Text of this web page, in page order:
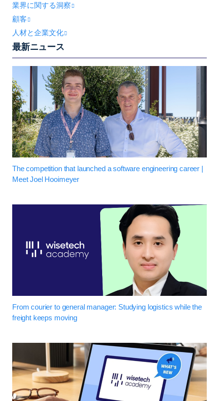
業界に関する洞察
顧客
人材と企業文化
最新ニュース
The competition that launched a software engineering career |
Meet Joel Hooimeyer
From courier to general manager: Studying logistics while the
freight keeps moving